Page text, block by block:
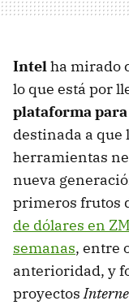
Intelha mirado
lo que está por
plataforma
destinada a que
herramientas
nueva
primeros frutos
de dólares en
semanas, entre
anterioridad, y
proyectos